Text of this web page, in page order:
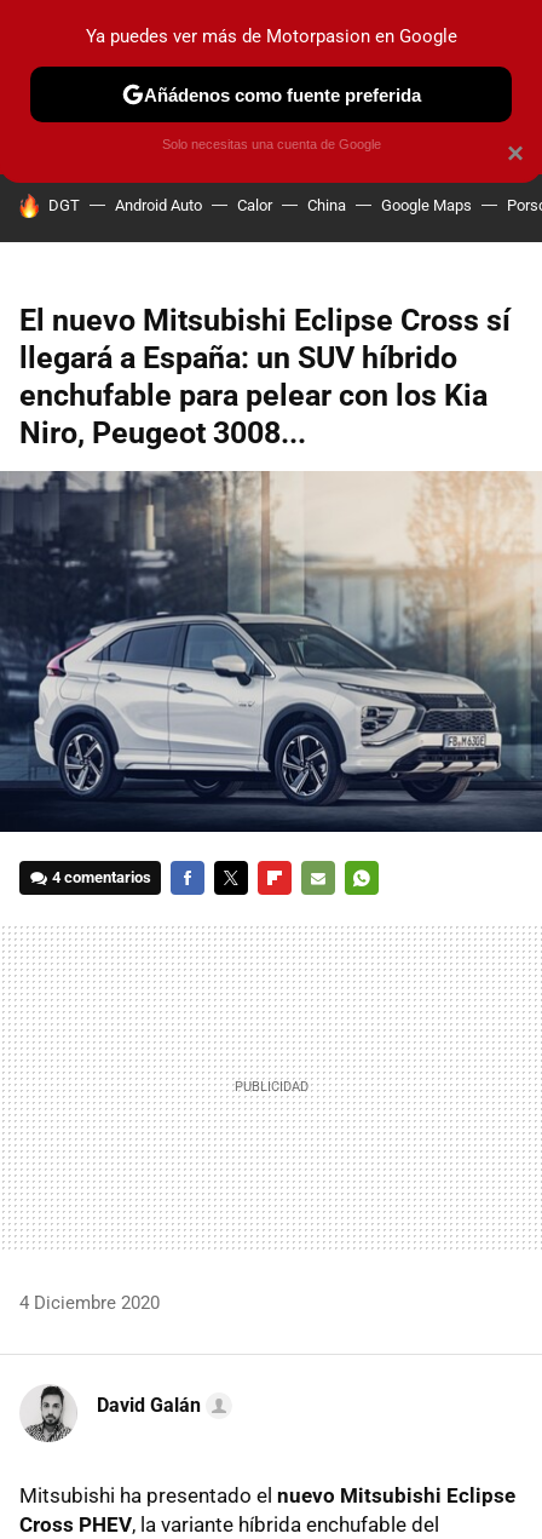
PRUEBAS COCHES ELÉCTRICOS OBSERVATORIO
HOY SE HABLA DE
DGT Android Auto Calor China Google Maps
El nuevo Mitsubishi Eclipse Cross sí
llegará a España: un SUV híbrido
enchufable para pelear con los Kia
Niro, Peugeot 3008...
4 comentarios
MAIL
4 Diciembre 2020
David Galán
Mitsubishi ha presentado el nuevo Mitsubishi Eclipse
Cross PHEV, la variante híbrida enchufable del
×
Ya puedes ver más de Motorpasion en Google
Añádenos como fuente preferida
Solo necesitas una cuenta de Google